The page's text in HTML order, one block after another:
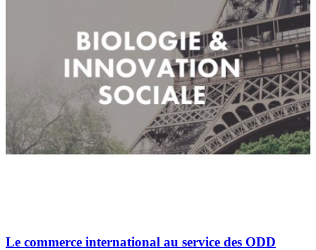
Le commerce international au service des ODD